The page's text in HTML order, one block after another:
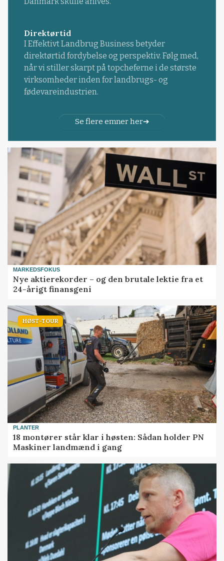
Direktørtid
I Effektivt Landbrug Business betyder
direktørtid fordybelse og perspektiv. Følg med,
når vi stiller skarpt på topcheferne i de største
virksomheder inden for landbrugs- og
fødevareindustrien.
Se flere emner her
MARKEDSFOKUS
Nye aktierekorder – og den brutale lektie fra et
24-årigt finansgeni
HØST-TOUR
PLANTER
18 montører står klar i høsten: Sådan holder PN
Maskiner landmænd i gang